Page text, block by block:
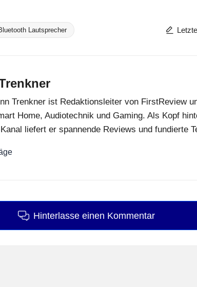
Lautsprecher
Trenkner ist Redaktionsleiter von FirstReview
Home, Audiotechnik und Gaming. Als Kopf
Kanal liefert er spannende Reviews und fundierte
Hinterlasse einen Kommentar